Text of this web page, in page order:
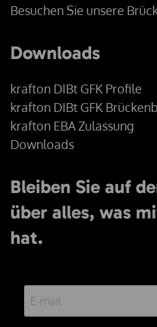
Besuchen Sie unsere
Downloads
krafton DIBt GFK Profile
krafton DIBt GFK
krafton EBA Zulassung
Downloads
Bleiben Sie auf
über alles, was
hat.